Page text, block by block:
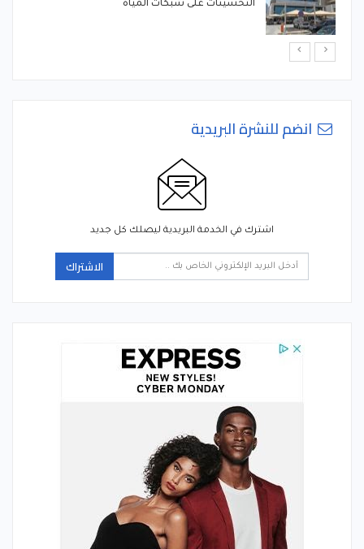
التحسينات على شبكات المياه
انضم للنشرة البريدية
اشترك في الخدمة البريدية ليصلك كل جديد
الاشتراك